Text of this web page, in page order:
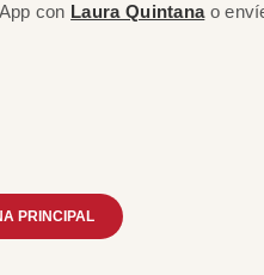
con Laura Quintanao
PRINCIPAL